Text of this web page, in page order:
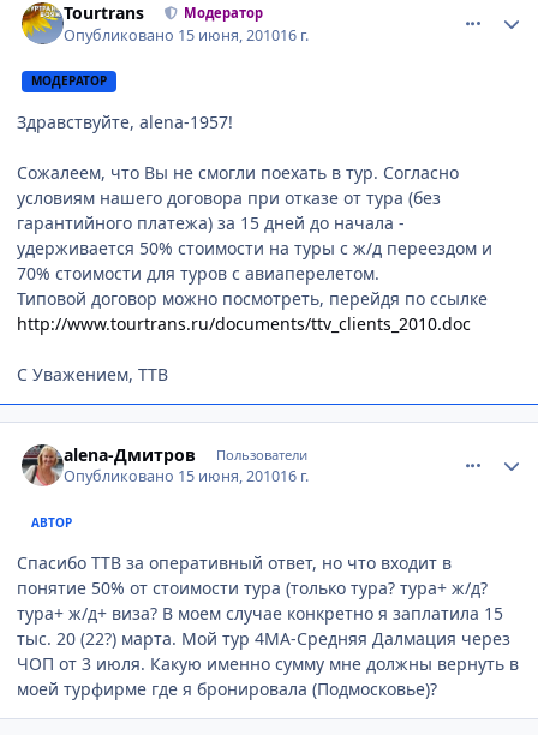
Tourtrans Модератор
Опубликовано 15 июня, 201016 г.
МОДЕРАТОР
Здравствуйте, alena-1957!
Сожалеем, что Вы не смогли поехать в тур. Согласно
условиям нашего договора при отказе от тура (без
гарантийного платежа) за 15 дней до начала -
удерживается 50% стоимости на туры с ж/д переездом и
70% стоимости для туров с авиаперелетом.
Типовой договор можно посмотреть, перейдя по ссылке
http://www.tourtrans.ru/documents/ttv_clients_2010.doc
С Уважением, ТТВ
alena-Дмитров Пользователи
Опубликовано 15 июня, 201016 г.
АВТОР
Спасибо ТТВ за оперативный ответ, но что входит в
понятие 50% от стоимости тура (только тура? тура+ ж/д?
тура+ ж/д+ виза? В моем случае конкретно я заплатила 15
тыс. 20 (22?) марта. Мой тур 4МА-Средняя Далмация через
ЧОП от 3 июля. Какую именно сумму мне должны вернуть в
моей турфирме где я бронировала (Подмосковье)?